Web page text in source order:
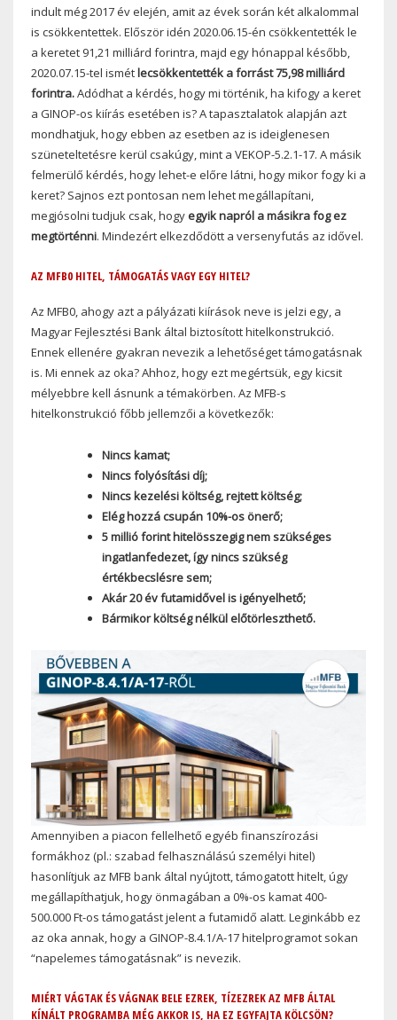
indult még 2017 év elején, amit az évek során két alkalommal
is csökkentettek. Először idén 2020.06.15-én csökkentették le
a keretet 91,21 milliárd forintra, majd egy hónappal később,
2020.07.15-tel ismétlecsökkentették a forrást 75,98 milliárd
forintra.Adódhat a kérdés, hogy mi történik, ha kifogy a keret
a GINOP-os kiírás esetében is? A tapasztalatok alapján azt
mondhatjuk, hogy ebben az esetben az is ideiglenesen
szüneteltetésre kerül csakúgy, mint a VEKOP-5.2.1-17. A másik
felmerülő kérdés, hogy lehet-e előre látni, hogy mikor fogy ki a
keret? Sajnos ezt pontosan nem lehet megállapítani,
megjósolni tudjuk csak, hogy egyik napról a másikra fog ez
megtörténni. Mindezért elkezdődött a versenyfutás az idővel.
AZ MFB0 HITEL, TÁMOGATÁS VAGY EGY HITEL?
Az MFB0, ahogy azt a pályázati kiírások neve is jelzi egy, a
Magyar Fejlesztési Bank által biztosított hitelkonstrukció.
Ennek ellenére gyakran nevezik a lehetőséget támogatásnak
is. Mi ennek az oka? Ahhoz, hogy ezt megértsük, egy kicsit
mélyebbre kell ásnunk a témakörben. Az MFB-s
hitelkonstrukció főbb jellemzői a következők:
Nincs kamat;
Nincs folyósítási díj;
Nincs kezelési költség, rejtett költség;
Elég hozzá csupán 10%-os önerő;
5 millió forint hitelösszegig nem szükséges
ingatlanfedezet, így nincs szükség
értékbecslésre sem;
Akár 20 év futamidővel is igényelhető;
Bármikor költség nélkül előtörleszthető.
Amennyiben a piacon fellelhető egyéb finanszírozási
formákhoz (pl.: szabad felhasználású személyi hitel)
hasonlítjuk az MFB bank által nyújtott, támogatott hitelt, úgy
megállapíthatjuk, hogy önmagában a 0%-os kamat 400-
500.000 Ft-os támogatást jelent a futamidő alatt. Leginkább ez
az oka annak, hogy a GINOP-8.4.1/A-17 hitelprogramot sokan
“napelemes támogatásnak” is nevezik.
MIÉRT VÁGTAK ÉS VÁGNAK BELE EZREK, TÍZEZREK AZ MFB ÁLTAL
KÍNÁLT PROGRAMBA MÉG AKKOR IS, HA EZ EGYFAJTA KÖLCSÖN?